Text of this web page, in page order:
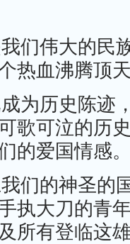
们伟大的民
热血沸腾顶
为历史陈迹
歌可泣的历
的爱国情感
们的神圣的
执大刀的青
所有登临这